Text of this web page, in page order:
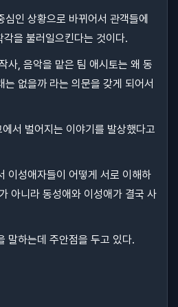
심인 상황으로 바뀌어서 관객들에
을 불러일으킨다는 것이다.
사, 음악을 맡은 팀 애시토는 왜 동
없을까 라는 의문을 갖게 되어서
서 벌어지는 이야기를 발상했다고
이성애자들이 어떻게 서로 이해하
아니라 동성애와 이성애가 결국 사
말하는데 주안점을 두고 있다.